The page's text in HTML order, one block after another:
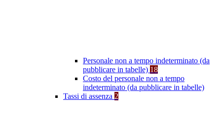
Personale non a tempo indeterminato (da
pubblicare in tabelle) 18
Costo del personale non a tempo
indeterminato (da pubblicare in tabelle)
Tassi di assenza 2